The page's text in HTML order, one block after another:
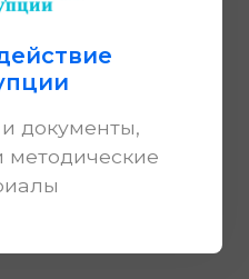
документы,